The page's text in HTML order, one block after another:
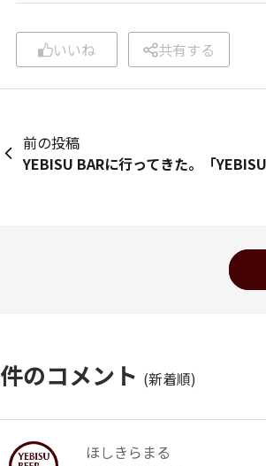
いいね 共有する
前の投稿
件のコメント (新着順)
ほしきらまる